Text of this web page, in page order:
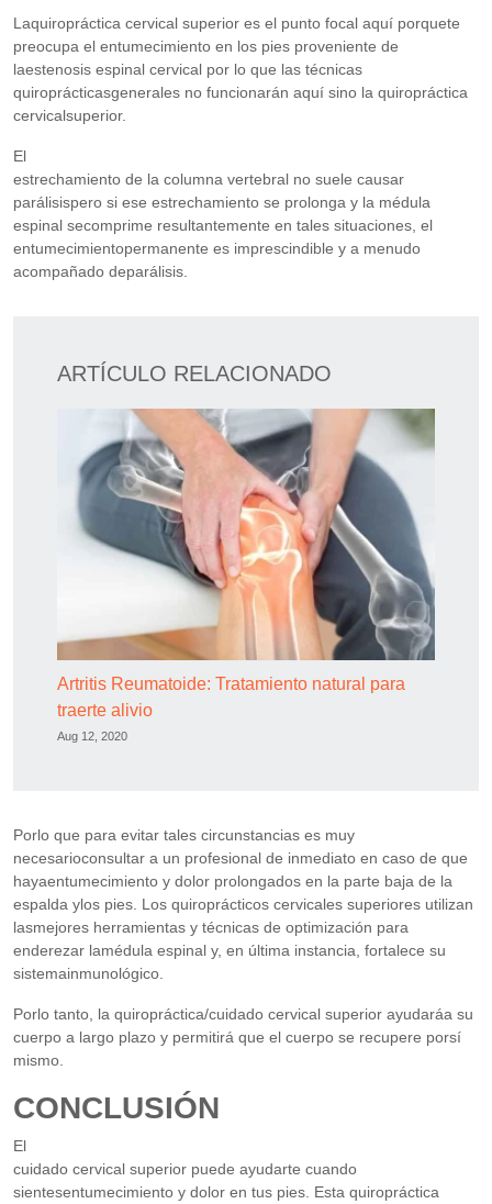
Laquiropráctica cervical superior es el punto focal aquí porquete
preocupa el entumecimiento en los pies proveniente de
laestenosis espinal cervical por lo que las técnicas
quiroprácticasgenerales no funcionarán aquí sino la quiropráctica
cervicalsuperior.
El
estrechamiento de la columna vertebral no suele causar
parálisispero si ese estrechamiento se prolonga y la médula
espinal secomprime resultantemente en tales situaciones, el
entumecimientopermanente es imprescindible y a menudo
acompañado deparálisis.
ARTÍCULO RELACIONADO
Artritis Reumatoide: Tratamiento natural para
traerte alivio
Aug 12, 2020
Porlo que para evitar tales circunstancias es muy
necesarioconsultar a un profesional de inmediato en caso de que
hayaentumecimiento y dolor prolongados en la parte baja de la
espalda ylos pies. Los quiroprácticos cervicales superiores utilizan
lasmejores herramientas y técnicas de optimización para
enderezar lamédula espinal y, en última instancia, fortalece su
sistemainmunológico.
Porlo tanto, la quiropráctica/cuidado cervical superior ayudaráa su
cuerpo a largo plazo y permitirá que el cuerpo se recupere porsí
mismo.
CONCLUSIÓN
El
cuidado cervical superior puede ayudarte cuando
sientesentumecimiento y dolor en tus pies. Esta quiropráctica